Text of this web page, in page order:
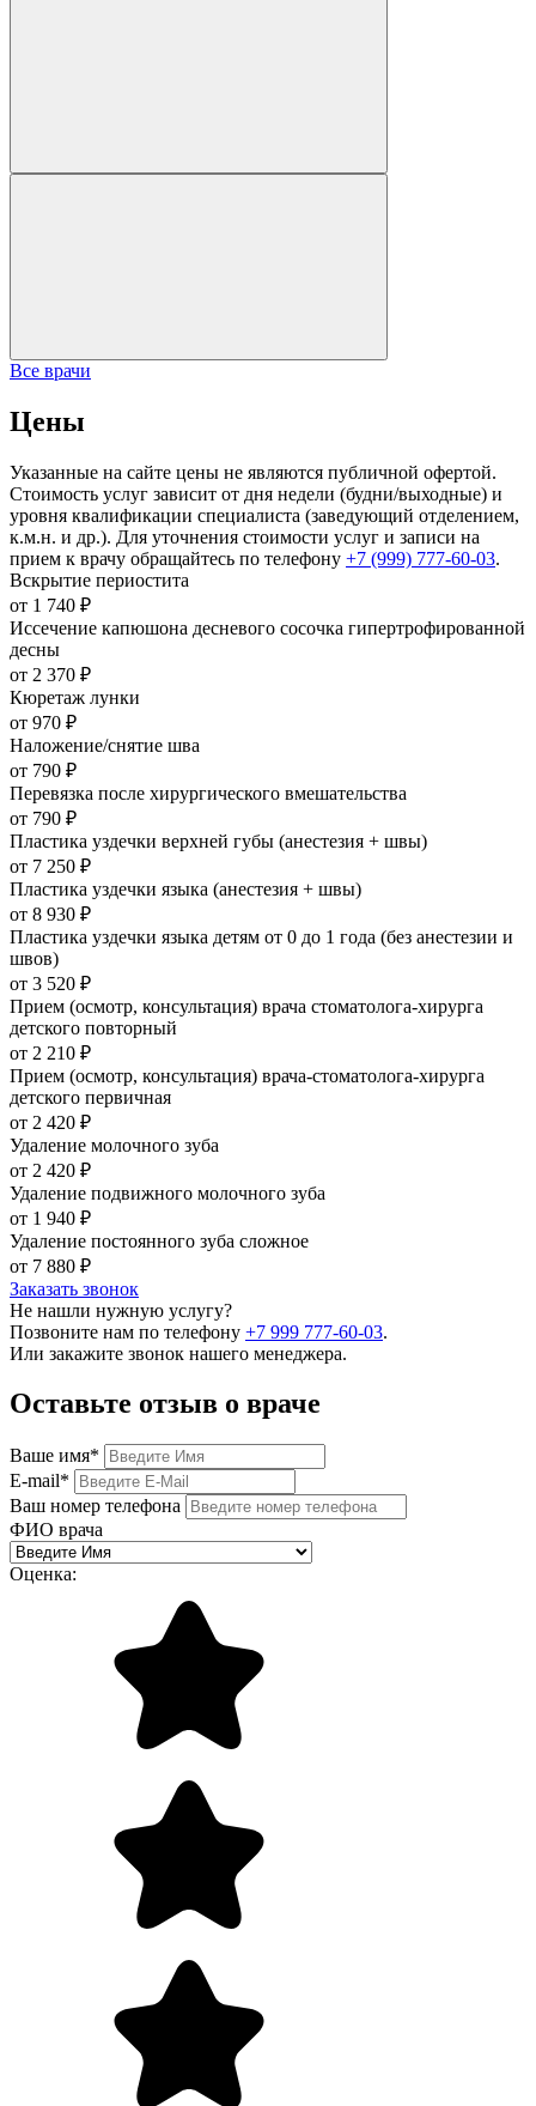
Все врачи
Цены
Указанные на сайте цены не являются публичной офертой.
Стоимость услуг зависит от дня недели (будни/выходные) и
уровня квалификации специалиста (заведующий отделением,
к.м.н. и др.). Для уточнения стоимости услуг и записи на
прием к врачу обращайтесь по телефону +7 (999) 777-60-03.
Вскрытие периостита
от 1 740 ₽
Иссечение капюшона десневого сосочка гипертрофированной
десны
от 2 370 ₽
Кюретаж лунки
от 970 ₽
Наложение/снятие шва
от 790 ₽
Перевязка после хирургического вмешательства
от 790 ₽
Пластика уздечки верхней губы (анестезия + швы)
от 7 250 ₽
Пластика уздечки языка (анестезия + швы)
от 8 930 ₽
Пластика уздечки языка детям от 0 до 1 года (без анестезии и
швов)
от 3 520 ₽
Прием (осмотр, консультация) врача стоматолога-хирурга
детского повторный
от 2 210 ₽
Прием (осмотр, консультация) врача-стоматолога-хирурга
детского первичная
от 2 420 ₽
Удаление молочного зуба
от 2 420 ₽
Удаление подвижного молочного зуба
от 1 940 ₽
Удаление постоянного зуба сложное
от 7 880 ₽
Заказать звонок
Не нашли нужную услугу?
Позвоните нам по телефону +7 999 777-60-03.
Или закажите звонок нашего менеджера.
Оставьте отзыв о враче
Ваше имя*
E-mail*
Ваш номер телефона
ФИО врача
Оценка: